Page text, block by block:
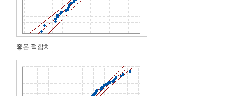
좋은 적합치